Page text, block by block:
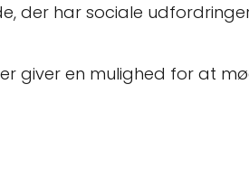
der har sociale
giver en mulighed for at